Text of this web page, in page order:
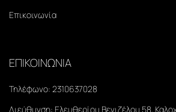
Επικοινωνία
ΕΠΙΚΟΙΝΩΝΙΑ
Τηλέφωνο: 2310637028
Διεύθυνση: Ελευθερίου Βενιζέλου 58,